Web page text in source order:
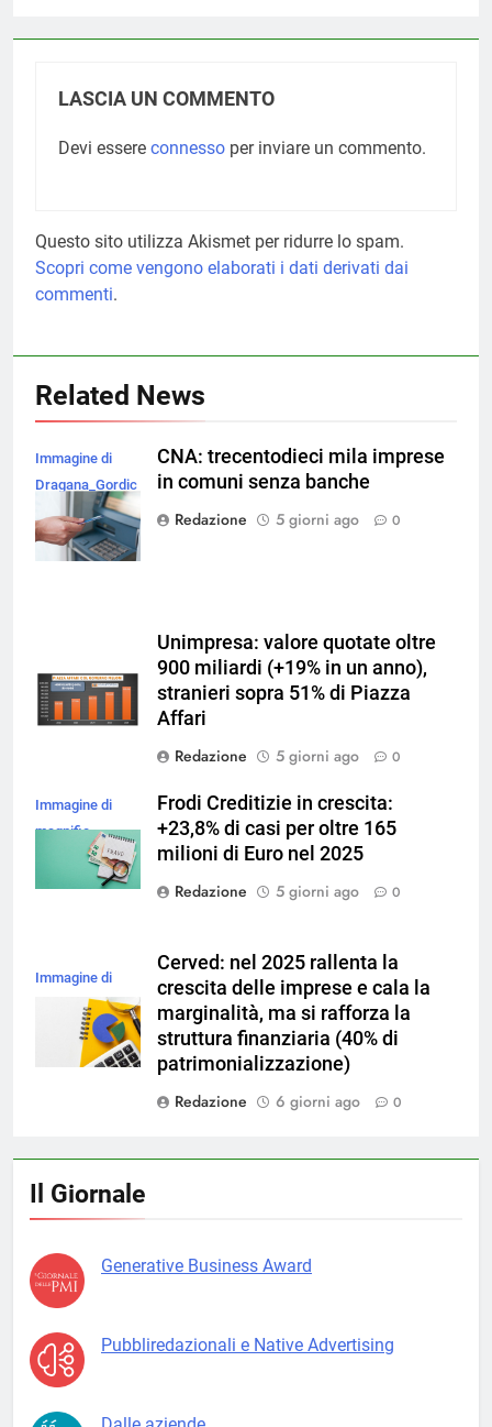
LASCIA UN COMMENTO
Devi essere connesso per inviare un commento.
Questo sito utilizza Akismet per ridurre lo spam.
Scopri come vengono elaborati i dati derivati dai
commenti.
Related News
Immagine di
Dragana_Gordic
su Magnific
CNA: trecentodieci mila imprese
in comuni senza banche
Redazione
5 giorni ago 0
Unimpresa: valore quotate oltre
900 miliardi (+19% in un anno),
stranieri sopra 51% di Piazza
Affari
Redazione
5 giorni ago 0
Immagine di
magnific
Frodi Creditizie in crescita:
+23,8% di casi per oltre 165
milioni di Euro nel 2025
Redazione
5 giorni ago 0
Immagine di
magnific
Cerved: nel 2025 rallenta la
crescita delle imprese e cala la
marginalità, ma si rafforza la
struttura finanziaria (40% di
patrimonializzazione)
Redazione
6 giorni ago 0
Il Giornale
Generative Business Award
Pubbliredazionali e Native Advertising